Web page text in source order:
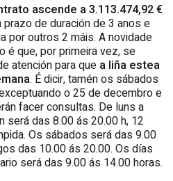
ascende a 3.113.474,92 €
prazo de duración de 3 anos e
por outros 2 máis. A novidade
é que, por primeira vez, se
atención para que a liña estea
. É dicir, tamén os sábados
o 25 de decembro e
facer consultas. De luns a
será das 8.00 ás 20.00 h, 12
Os sábados será das 9.00
das 10.00 ás 20.00. Os días
será das 9.00 ás 14.00 horas.